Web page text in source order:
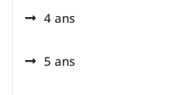
4 ans
5 ans